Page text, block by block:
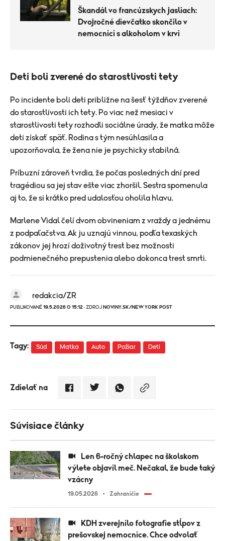
Škandál vo francúzskych jasliach:
Dvojročné dievčatko skončilo v
nemocnici s alkoholom v krvi
Deti boli zverené do starostlivosti tety
Po incidente boli deti približne na šesť týždňov zverené
do starostlivosti ich tety. Po viac než mesiaci v
starostlivosti tety rozhodli sociálne úrady, že matka môže
deti získať späť. Rodina s tým nesúhlasila a
upozorňovala, že žena nie je psychicky stabilná.
Príbuzní zároveň tvrdia, že počas posledných dní pred
tragédiou sa jej stav ešte viac zhoršil. Sestra spomenula
aj to, že si krátko pred udalosťou oholila hlavu.
Marlene Vidal čelí dvom obvineniam z vraždy a jednému
z podpaľačstva. Ak ju uznajú vinnou, podľa texaských
zákonov jej hrozí doživotný trest bez možnosti
podmienečného prepustenia alebo dokonca trest smrti.
redakcia/ZR
PUBLIKOVANÉ 19.5.2026 O 15:12 · ZDROJ NOVINY.SK/NEW YORK POST
Tagy: Súd Matka Auto Požiar Deti
Zdielať na
Súvisiace články
výlete objavil meč. Nečakal, že bude taký
vzácny
19.05.2026 Zahraničie
prešovskej nemocnice. Chce odvolať